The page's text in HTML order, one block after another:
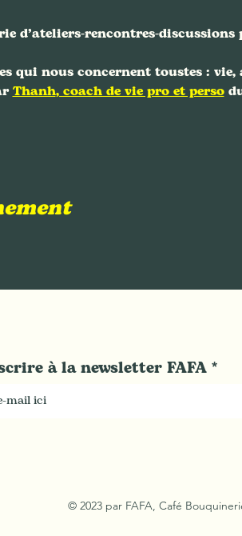
d’ateliers-rencontres-
qui nous concernent toustes :
Thanh, coach de vie pro et perso
à la newsletter FAFA
© 2023 par FAFA, Café